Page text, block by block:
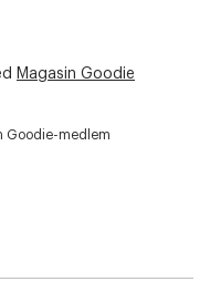
Magasin Goodie
Goodie-medlem